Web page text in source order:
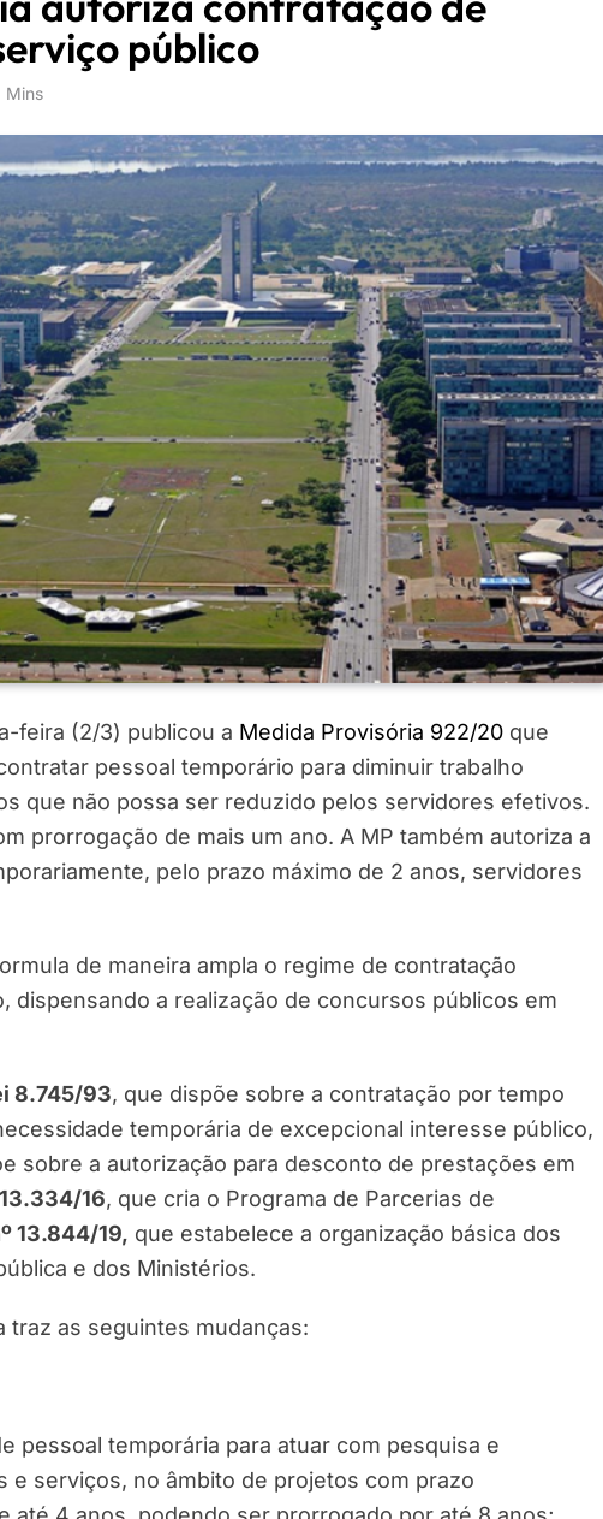
público
Mins
feira (2/3) publicou a Medida Provisória 922/20 que
pessoal temporário para diminuir trabalho
que não possa ser reduzido pelos servidores efetivos.
prorrogação de mais um ano. A MP também autoriza a
pelo prazo máximo de 2 anos, servidores
de maneira ampla o regime de contratação
dispensando a realização de concursos públicos em
8.745/93, que dispõe sobre a contratação por tempo
temporária de excepcional interesse público,
sobre a autorização para desconto de prestações em
16, que cria o Programa de Parcerias de
13.844/19, que estabelece a organização básica dos
e dos Ministérios.
traz as seguintes mudanças:
pessoal temporária para atuar com pesquisa e
e serviços, no âmbito de projetos com prazo